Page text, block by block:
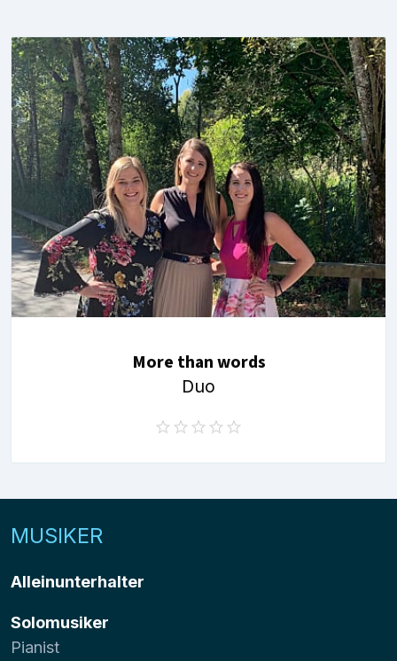
More than words
Duo
MUSIKER
Alleinunterhalter
Solomusiker
Pianist